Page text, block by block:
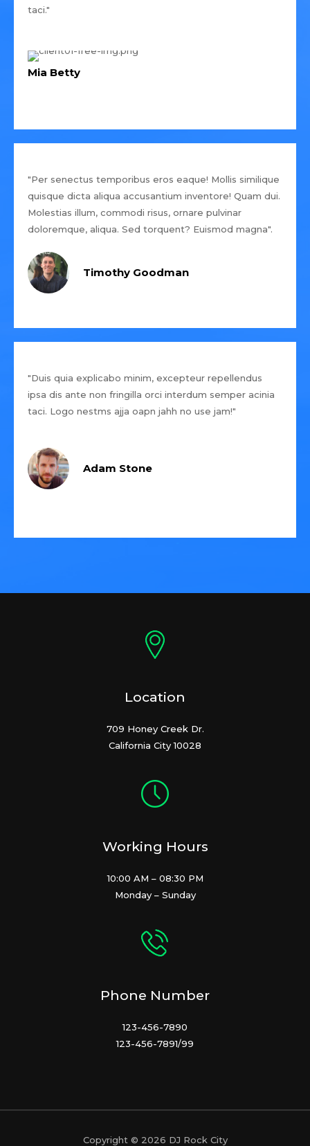
taci."
Mia Betty
"Per senectus temporibus eros eaque! Mollis similique
quisque dicta aliqua accusantium inventore! Quam dui.
Molestias illum, commodi risus, ornare pulvinar
doloremque, aliqua. Sed torquent? Euismod magna".
Timothy Goodman
"Duis quia explicabo minim, excepteur repellendus
ipsa dis ante non fringilla orci interdum semper acinia
taci. Logo nestms ajja oapn jahh no use jam!"
Adam Stone
Location
709 Honey Creek Dr.
California City 10028
Working Hours
10:00 AM – 08:30 PM
Monday – Sunday
Phone Number
123-456-7890
123-456-7891/99
Copyright © 2026 DJ Rock City